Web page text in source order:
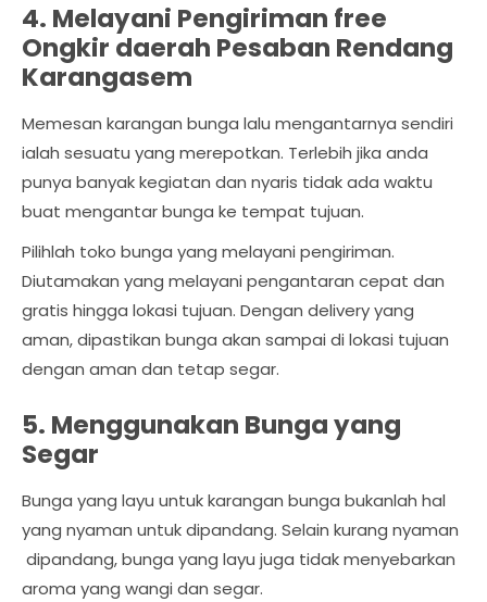
4. Melayani Pengiriman free
Ongkir daerah Pesaban Rendang
Karangasem
Memesan karangan bunga lalu mengantarnya sendiri
ialah sesuatu yang merepotkan. Terlebih jika anda
punya banyak kegiatan dan nyaris tidak ada waktu
buat mengantar bunga ke tempat tujuan.
Pilihlah toko bunga yang melayani pengiriman.
Diutamakan yang melayani pengantaran cepat dan
gratis hingga lokasi tujuan. Dengan delivery yang
aman, dipastikan bunga akan sampai di lokasi tujuan
dengan aman dan tetap segar.
5. Menggunakan Bunga yang
Segar
Bunga yang layu untuk karangan bunga bukanlah hal
yang nyaman untuk dipandang. Selain kurang nyaman
dipandang, bunga yang layu juga tidak menyebarkan
aroma yang wangi dan segar.